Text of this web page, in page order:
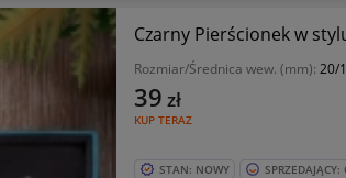
Czarny Pierścionek w
Rozmiar/Średnica wew. (mm): 20/
KUP TERAZ
39 zł
STAN: NOWY